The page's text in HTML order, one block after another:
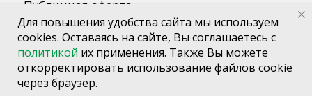
Для повышения удобства сайта мы используем
cookies. Оставаясь на сайте, Вы соглашаетесь с
политикой их применения. Также Вы можете
откорректировать использование файлов cookie
через браузер.